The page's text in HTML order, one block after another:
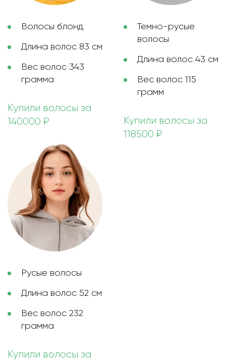
Волосы блонд
Длина волос 83 см
Вес волос 343
грамма
Купили волосы за
140000 ₽
Темно-русые
волосы
Длина волос 43 см
Вес волос 115
грамм
Купили волосы за
118500 ₽
Русые волосы
Длина волос 52 см
Вес волос 232
грамма
Купили волосы за